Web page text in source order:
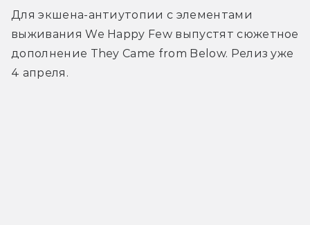
Для экшена-антиутопии с элементами
выживания We Happy Few выпустят сюжетное
дополнение They Came from Below. Релиз уже
4 апреля.